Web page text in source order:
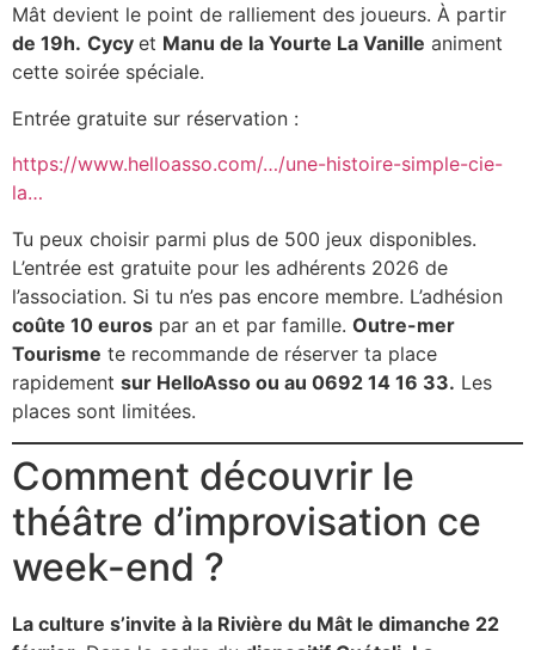
Mât devient le point de ralliement des joueurs. À partir
de 19h. Cycy et Manu de la Yourte La Vanille animent
cette soirée spéciale.
Entrée gratuite sur réservation :
https://www.helloasso.com/…/une-histoire-simple-cie-
la…
Tu peux choisir parmi plus de 500 jeux disponibles.
L’entrée est gratuite pour les adhérents 2026 de
l’association. Si tu n’es pas encore membre. L’adhésion
coûte 10 euros par an et par famille. Outre-mer
Tourisme te recommande de réserver ta place
rapidement sur HelloAsso ou au 0692 14 16 33. Les
places sont limitées.
Comment découvrir le
théâtre d’improvisation ce
week-end ?
La culture s’invite à la Rivière du Mât le dimanche 22